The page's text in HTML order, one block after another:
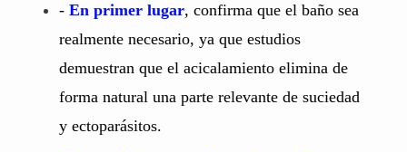
- En primer lugar, confirma que el baño sea
realmente necesario, ya que estudios
demuestran que el acicalamiento elimina de
forma natural una parte relevante de suciedad
y ectoparásitos.